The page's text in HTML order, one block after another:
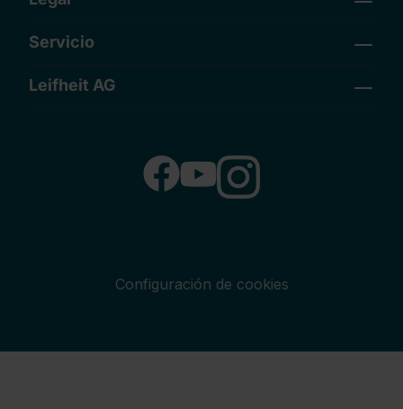
Servicio
Leifheit AG
Configuración de cookies